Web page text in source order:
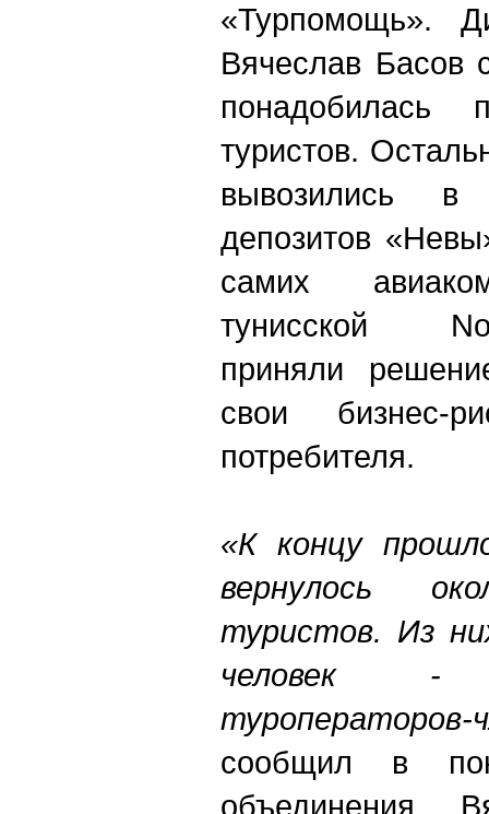
«Турпомощь».
Вячеслав Басов
туристов.
вывозились
депозитов
самих
тунисской
приняли
свои бизнес-
потребителя.
«К концу
вернулось
туристов. Из
человек -
сообщил в
объединения